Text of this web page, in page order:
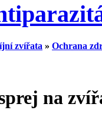
zvířata » Ochrana
na